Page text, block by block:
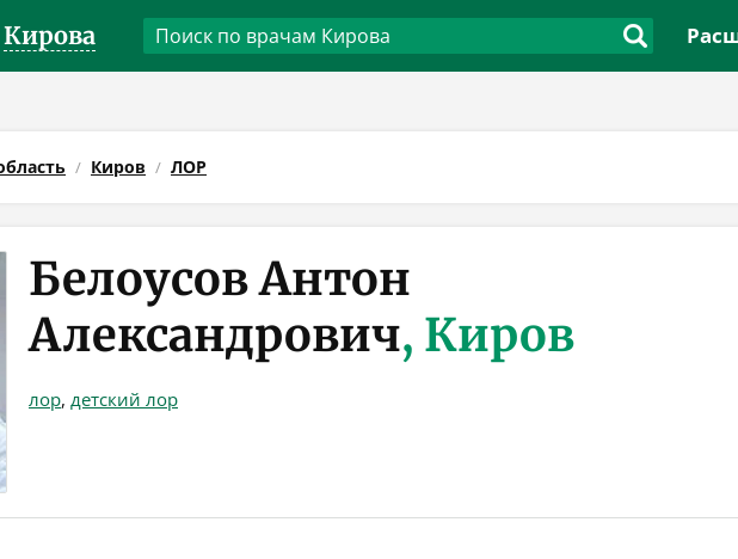
Кирова
Киров ЛОР
Белоусов Антон
Александрович, Киров
лор, детский лор